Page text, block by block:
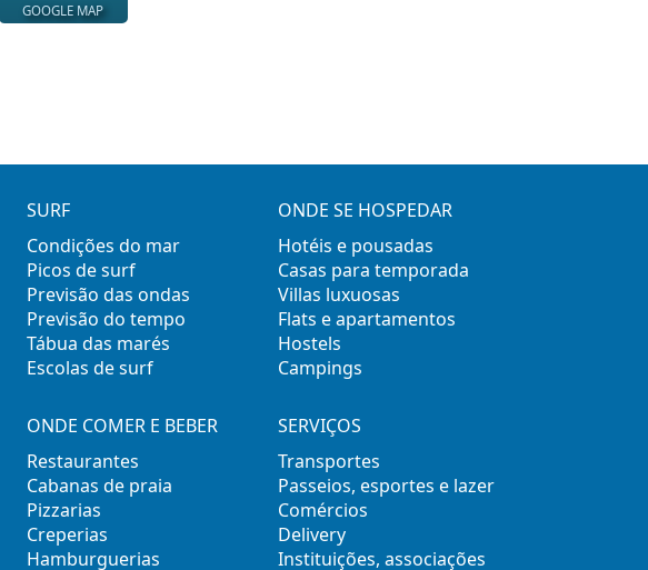
GOOGLE MAP
SURF
Condições do mar
Picos de surf
Previsão das ondas
Previsão do tempo
Tábua das marés
Escolas de surf
ONDE SE HOSPEDAR
Hotéis e pousadas
Casas para temporada
Villas luxuosas
Flats e apartamentos
Hostels
Campings
ONDE COMER E BEBER
Restaurantes
Cabanas de praia
Pizzarias
Creperias
Hamburguerias
SERVIÇOS
Transportes
Passeios, esportes e lazer
Comércios
Delivery
Instituições, associações